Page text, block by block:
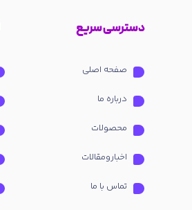
دسترسی سریع
صفحه اصلی
درباره ما
محصولات
اخبارومقالات
تماس با ما